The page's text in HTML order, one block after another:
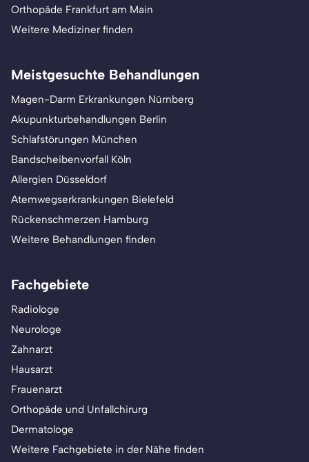
Orthopäde Frankfurt am Main
Weitere Mediziner finden
Meistgesuchte Behandlungen
Magen-Darm Erkrankungen Nürnberg
Akupunkturbehandlungen Berlin
Schlafstörungen München
Bandscheibenvorfall Köln
Allergien Düsseldorf
Atemwegserkrankungen Bielefeld
Rückenschmerzen Hamburg
Weitere Behandlungen finden
Fachgebiete
Radiologe
Neurologe
Zahnarzt
Hausarzt
Frauenarzt
Orthopäde und Unfallchirurg
Dermatologe
Weitere Fachgebiete in der Nähe finden